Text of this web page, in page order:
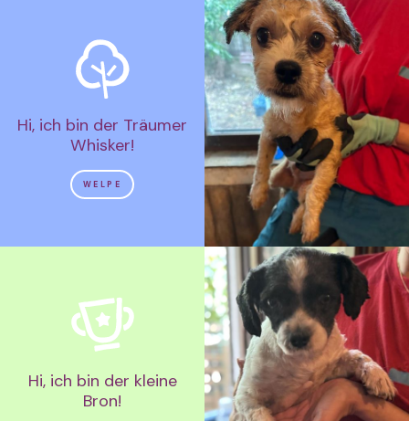
Hi, ich bin der Träumer
Whisker!
WELPE
Hi, ich bin der kleine
Bron!